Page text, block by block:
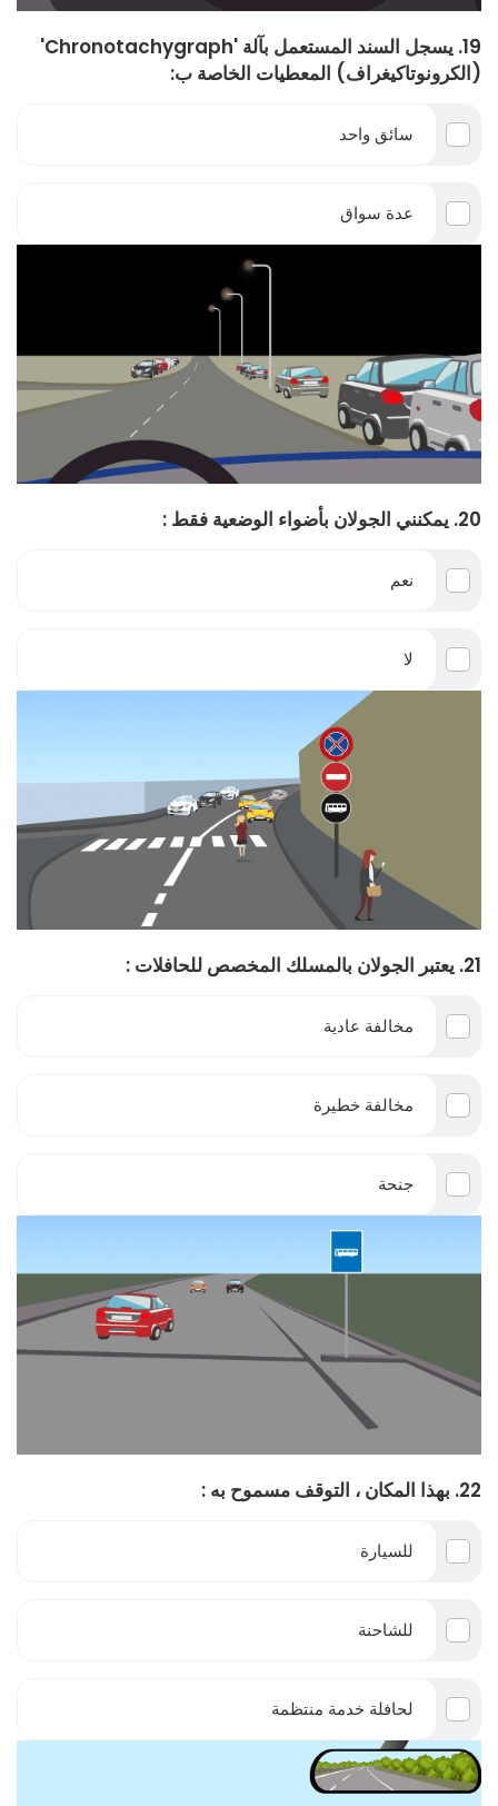
19. يسجل السند المستعمل بآلة 'Chronotachygraph'
(الكرونوتاكيغراف) المعطيات الخاصة ب:
سائق واحد
عدة سواق
20. يمكنني الجولان بأضواء الوضعية فقط :
نعم
لا
21. يعتبر الجولان بالمسلك المخصص للحافلات :
مخالفة عادية
مخالفة خطيرة
جنحة
22. بهذا المكان ، التوقف مسموح به :
للسيارة
للشاحنة
لحافلة خدمة منتظمة